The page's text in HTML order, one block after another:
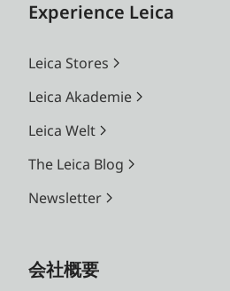
Experience Leica
Leica Stores
Leica Akademie
Leica Welt
The Leica Blog
Newsletter
会社概要